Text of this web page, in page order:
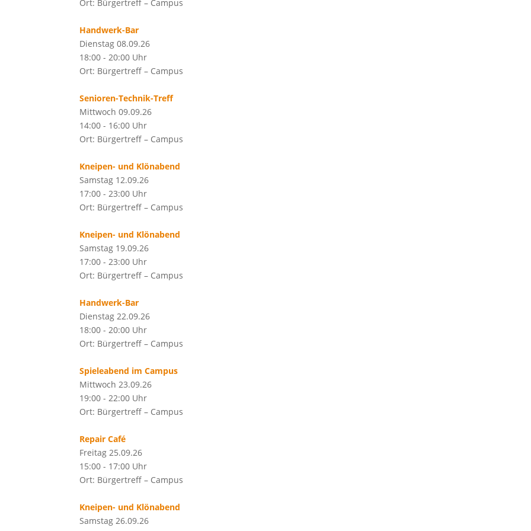
Ort: Bürgertreff – Campus
Handwerk-Bar
Dienstag 08.09.26
18:00 - 20:00 Uhr
Ort: Bürgertreff – Campus
Senioren-Technik-Treff
Mittwoch 09.09.26
14:00 - 16:00 Uhr
Ort: Bürgertreff – Campus
Kneipen- und Klönabend
Samstag 12.09.26
17:00 - 23:00 Uhr
Ort: Bürgertreff – Campus
Kneipen- und Klönabend
Samstag 19.09.26
17:00 - 23:00 Uhr
Ort: Bürgertreff – Campus
Handwerk-Bar
Dienstag 22.09.26
18:00 - 20:00 Uhr
Ort: Bürgertreff – Campus
Spieleabend im Campus
Mittwoch 23.09.26
19:00 - 22:00 Uhr
Ort: Bürgertreff – Campus
Repair Café
Freitag 25.09.26
15:00 - 17:00 Uhr
Ort: Bürgertreff – Campus
Kneipen- und Klönabend
Samstag 26.09.26